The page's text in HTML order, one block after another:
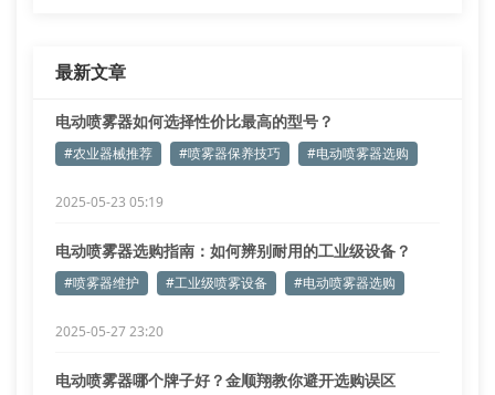
最新文章
电动喷雾器如何选择性价比最高的型号？
#农业器械推荐 #喷雾器保养技巧 #电动喷雾器选购
2025-05-23 05:19
电动喷雾器选购指南：如何辨别耐用的工业级设备？
#喷雾器维护 #工业级喷雾设备 #电动喷雾器选购
2025-05-27 23:20
电动喷雾器哪个牌子好？金顺翔教你避开选购误区